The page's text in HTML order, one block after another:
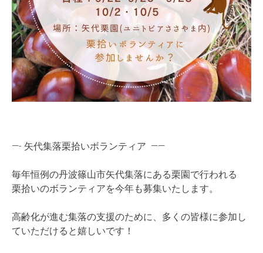
—- 矢代集落栗拾いボランティア ——
毎年恒例の丹波篠山市矢代集落にある栗園で行われる
栗拾いのボランティアを今年も募集いたします。
高齢化が進む集落の支援のために、多くの皆様に参加し
ていただけると嬉しいです！